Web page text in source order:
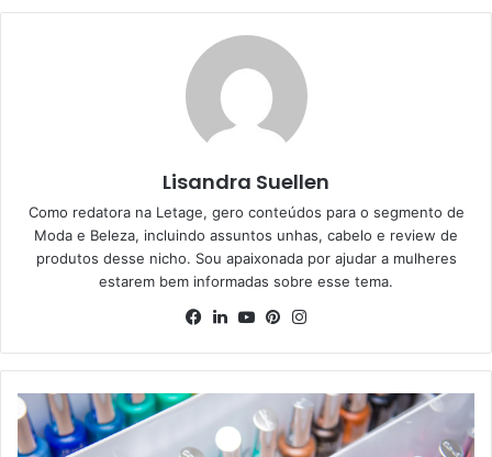
Lisandra Suellen
Como redatora na Letage, gero conteúdos para o segmento de
Moda e Beleza, incluindo assuntos unhas, cabelo e review de
produtos desse nicho. Sou apaixonada por ajudar a mulheres
estarem bem informadas sobre esse tema.
Facebook
Linkedin
YouTubePinterest